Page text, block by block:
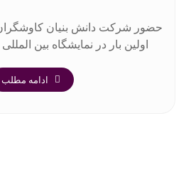
حضور شرکت دانش بنیان
اولین بار در نمایشگاه بین
ادامه مطلب